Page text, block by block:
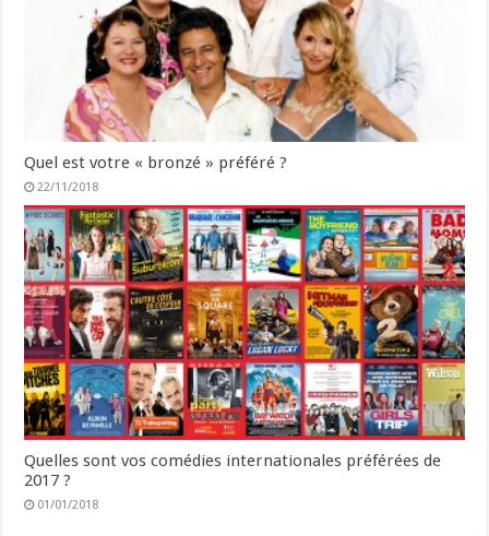
Quel est votre « bronzé » préféré ?
22/11/2018
Quelles sont vos comédies internationales préférées de
2017 ?
01/01/2018